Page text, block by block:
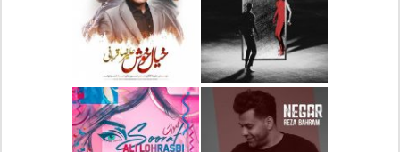
دانلود آلبوم جدید سیروان
خسروی بنام مونولوگ
دانلود آهنگ جدید علیرضا
قربانی بنام خیال خوش